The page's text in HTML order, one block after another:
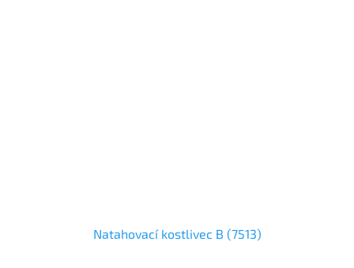
Natahovací kostlivec B (7513)